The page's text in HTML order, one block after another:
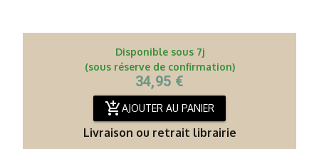
Disponible sous 7j
(sous réserve de confirmation)
34,95 €
add_shopping_cartAJOUTER AU PANIER
Livraison ou retrait librairie